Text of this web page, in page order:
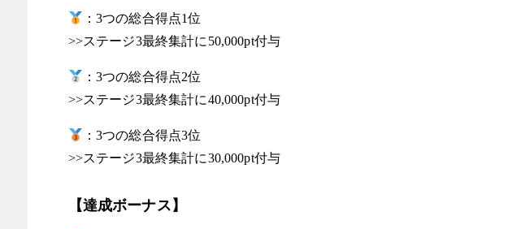
：3つの総合得点1位
>>ステージ3最終集計に50,000pt付与
：3つの総合得点2位
>>ステージ3最終集計に40,000pt付与
：3つの総合得点3位
>>ステージ3最終集計に30,000pt付与
【達成ボーナス】